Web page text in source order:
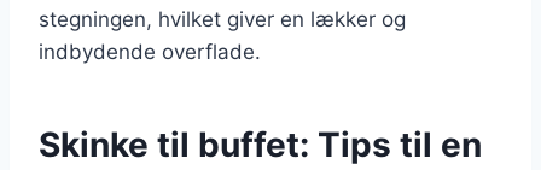
stegningen, hvilket giver en lækker og
indbydende overflade.
Skinke til buffet: Tips til en